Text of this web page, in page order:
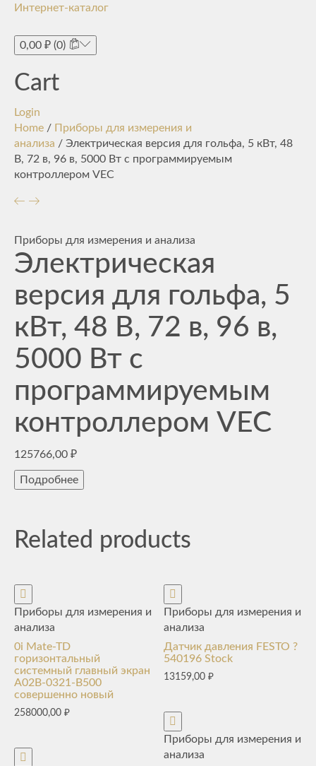
Интернет-каталог
0,00 ₽ (0)
Cart
Login
Home / Приборы для измерения и
анализа / Электрическая версия для гольфа, 5 кВт, 48
В, 72 в, 96 в, 5000 Вт с программируемым
контроллером VEC
Приборы для измерения и анализа
Электрическая
версия для гольфа, 5
кВт, 48 В, 72 в, 96 в,
5000 Вт с
программируемым
контроллером VEC
125766,00 ₽
Подробнее
Related products
Приборы для измерения и
анализа
0i Mate-TD
горизонтальный
системный главный экран
A02B-0321-B500
совершенно новый
258000,00 ₽
Приборы для измерения и
анализа
Датчик давления FESTO ?
540196 Stock
13159,00₽
Приборы для измерения и
анализа